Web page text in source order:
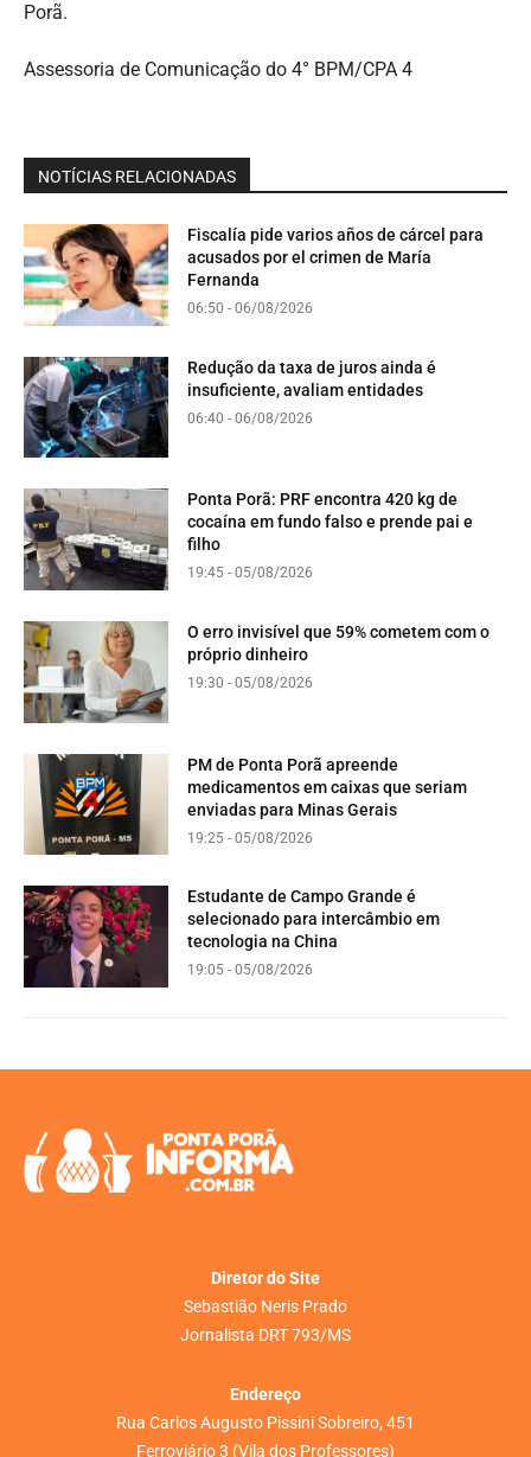
Porã.
Assessoria de Comunicação do 4° BPM/CPA 4
NOTÍCIAS RELACIONADAS
Fiscalía pide varios años de cárcel para
acusados por el crimen de María
Fernanda
06:50 - 06/08/2026
Redução da taxa de juros ainda é
insuficiente, avaliam entidades
06:40 - 06/08/2026
Ponta Porã: PRF encontra 420 kg de
cocaína em fundo falso e prende pai e
filho
19:45 - 05/08/2026
O erro invisível que 59% cometem com o
próprio dinheiro
19:30 - 05/08/2026
PM de Ponta Porã apreende
medicamentos em caixas que seriam
enviadas para Minas Gerais
19:25 - 05/08/2026
Estudante de Campo Grande é
selecionado para intercâmbio em
tecnologia na China
19:05 - 05/08/2026
Diretor do Site
Sebastião Neris Prado
Jornalista DRT 793/MS
Endereço
Rua Carlos Augusto Pissini Sobreiro, 451
Ferroviário 3 (Vila dos Professores)